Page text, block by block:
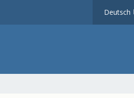
Deutsch